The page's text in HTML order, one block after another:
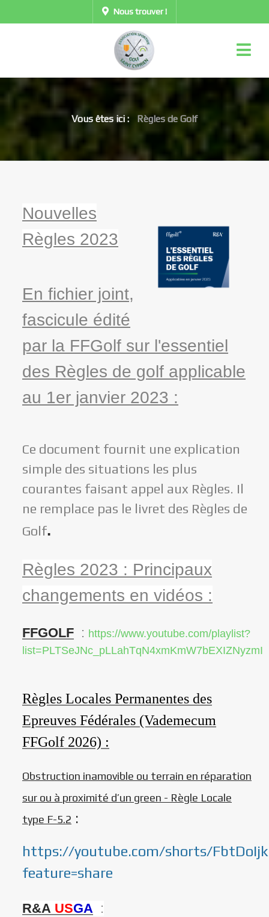
Nous trouver !
Vous êtes ici : Règles de Golf
Nouvelles
Règles 2023
En fichier joint,
fascicule édité
par la FFGolf sur l'essentiel
des Règles de golf applicable
au 1er janvier 2023 :
Ce document fournit une explication
simple des situations les plus
courantes faisant appel aux Règles. Il
ne remplace pas le livret des Règles de
Golf.
Règles 2023 : Principaux
changements en vidéos :
FFGOLF : https://www.youtube.com/playlist?
list=PLTSeJNc_pLLahTqN4xmKmW7bEXIZNyzmI
Règles Locales Permanentes des
Epreuves Fédérales (Vademecum
FFGolf 2026) :
Obstruction inamovible ou terrain en réparation
sur ou à proximité d’un green - Règle Locale
type F-5.2 :
https://youtube.com/shorts/
feature=share
R&A USGA :